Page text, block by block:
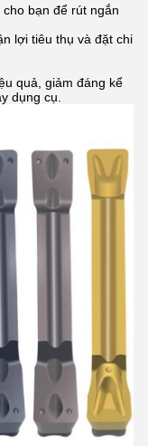
bạn để rút ngắn
lợi tiêu thụ và đặt chi
quả, giảm đáng kể
dụng cụ.